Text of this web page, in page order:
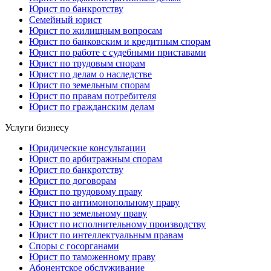
Юрист по банкротству
Семейный юрист
Юрист по жилищным вопросам
Юрист по банковским и кредитным спорам
Юрист по работе с судебными приставами
Юрист по трудовым спорам
Юрист по делам о наследстве
Юрист по земельным спорам
Юрист по правам потребителя
Юрист по гражданским делам
Услуги бизнесу
Юридические консультации
Юрист по арбитражным спорам
Юрист по банкротству
Юрист по договорам
Юрист по трудовому праву
Юрист по антимонопольному праву
Юрист по земельному праву
Юрист по исполнительному производству
Юрист по интеллектуальным правам
Споры с госорганами
Юрист по таможенному праву
Абонентское обслуживание